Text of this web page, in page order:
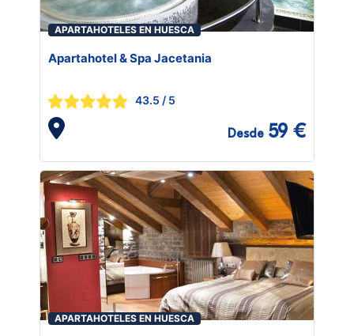
APARTAHOTELES EN HUESCA
Apartahotel & Spa Jacetania
43.5 / 5
Desde 59 €
APARTAHOTELES EN HUESCA